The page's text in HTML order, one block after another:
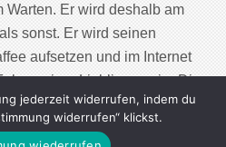
Warten. Er wird deshalb am
sonst. Er wird seinen
aufsetzen und im Internet
seiner Lieblingsserie „Die
In der Nacht zum […]
jederzeit widerrufen, indem du
widerrufen“ klickst.